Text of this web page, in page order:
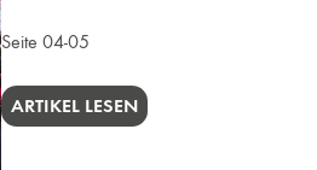
Seite 04-05
ARTIKEL LESEN